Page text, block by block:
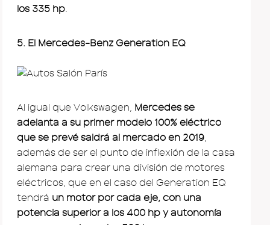
los 335 hp.
5. El Mercedes-Benz Generation EQ
Al igual que Volkswagen, Mercedes se
adelanta a su primer modelo 100% eléctrico
que se prevé saldrá al mercado en 2019,
además de ser el punto de inflexión de la casa
alemana para crear una división de motores
eléctricos, que en el caso del Generation EQ
tendrá un motor por cada eje, con una
potencia superior a los 400 hp y autonomía